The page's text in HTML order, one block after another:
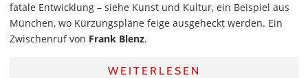
fatale Entwicklung – siehe Kunst und Kultur, ein Beispiel aus
München, wo Kürzungspläne feige ausgeheckt werden. Ein
Zwischenruf von Frank Blenz.
WEITERLESEN